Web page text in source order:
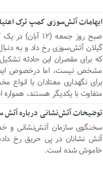
ابهامات آتش‌سوزی کمپ ترک
صبح روز جمعه
که برای مقصران این حادثه
مشخص نیست، اما درخصوص
برای نگهداری معتادان با
متفاوت با یکدیگر هستند، همواره
توضیحات آتش‌نشانی درباره
سخنگوی سازمان آتش‌نشانی و
آتش نشانان در پی حریق رخ
خاموش شده است.